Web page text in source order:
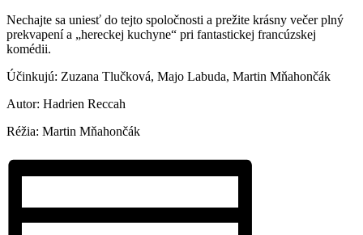
Nechajte sa uniesť do tejto spoločnosti a prežite krásny večer plný
prekvapení a „hereckej kuchyne“ pri fantastickej francúzskej
komédii.
Účinkujú: Zuzana Tlučková, Majo Labuda, Martin Mňahončák
Autor: Hadrien Reccah
Réžia: Martin Mňahončák